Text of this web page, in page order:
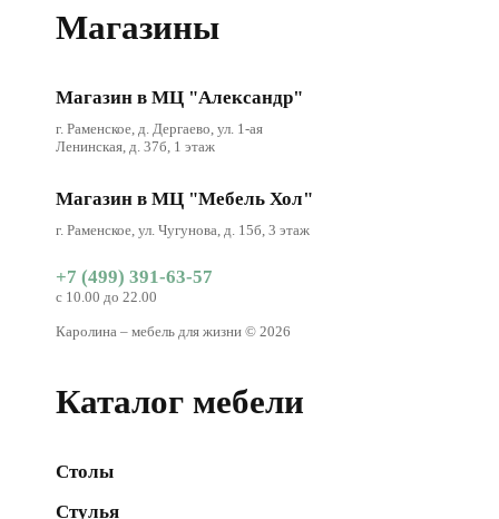
Магазины
Магазин в МЦ "Александр"
г. Раменское, д. Дергаево, ул. 1-ая
Ленинская, д. 37б, 1 этаж
Магазин в МЦ "Мебель Хол"
г. Раменское, ул. Чугунова, д. 15б, 3 этаж
+7 (499) 391-63-57
с 10.00 до 22.00
Каролина – мебель для жизни © 2026
Каталог мебели
Столы
Стулья